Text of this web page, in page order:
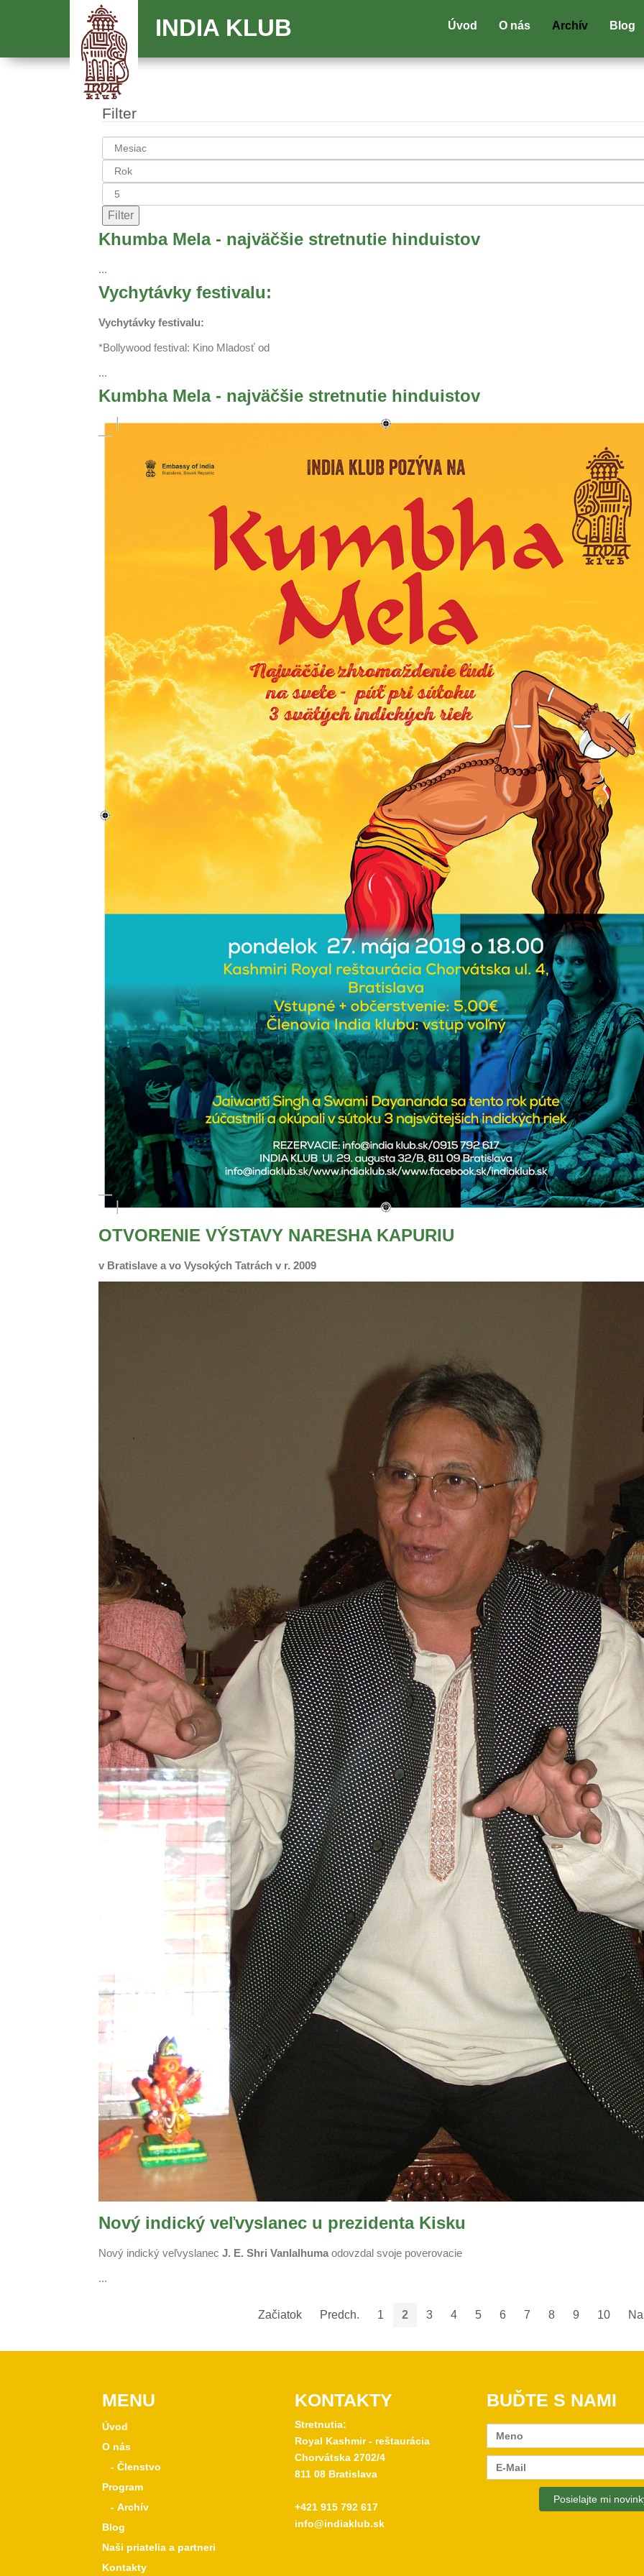
Úvod O nás Archív Blog
INDIA KLUB
Filter
Filter
Khumba Mela - najväčšie stretnutie hinduistov
...
Vychytávky festivalu:
Vychytávky festivalu:
*Bollywood festival: Kino Mladosť od
...
Kumbha Mela - najväčšie stretnutie hinduistov
OTVORENIE VÝSTAVY NARESHA KAPURIU
v Bratislave a vo Vysokých Tatrách v r. 2009
Nový indický veľvyslanec u prezidenta Kisku
Nový indický veľvyslanec J. E. Shri Vanlalhuma odovzdal svoje poverovacie
...
Začiatok Predch. 1 2 3 4 5 6 7 8 9 10
MENU
Úvod
O nás
- Členstvo
Program
- Archív
Blog
Naši priatelia a partneri
Kontakty
KONTAKTY
Stretnutia:
Royal Kashmir - reštaurácia
Chorvátska 2702/4
811 08 Bratislava
+421 915 792 617
info@indiaklub.sk
BUĎTE S NAMI